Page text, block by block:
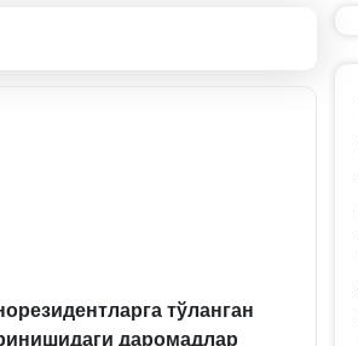
тўланган
даромадлар